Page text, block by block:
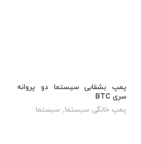
پمپ بشقابی سیستما دو پروانه
سری BTC
پمپ خانگی سیستما, سیستما